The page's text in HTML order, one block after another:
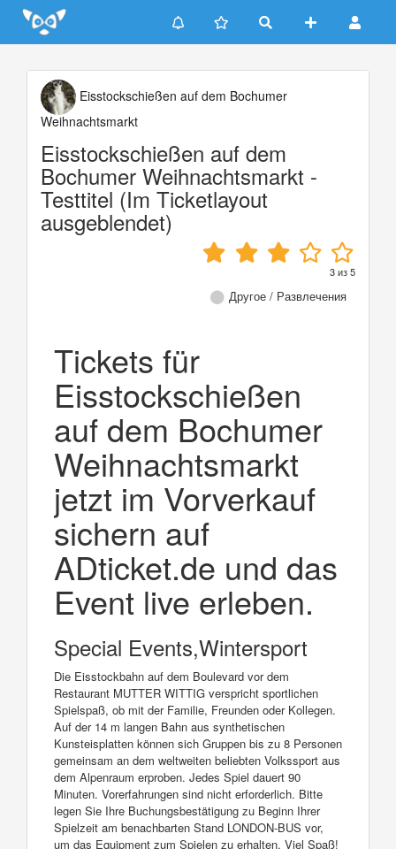
Update cookies preferences
Eisstockschießen auf dem Bochumer
Weihnachtsmarkt
Eisstockschießen auf dem
Bochumer Weihnachtsmarkt -
Testtitel (Im Ticketlayout
ausgeblendet)
3из5
Другое / Развлечения
Tickets für
Eisstockschießen
auf dem Bochumer
Weihnachtsmarkt
jetzt im Vorverkauf
sichern auf
ADticket.de und das
Event live erleben.
Special Events,Wintersport
Die Eisstockbahn auf dem Boulevard vor dem
Restaurant MUTTER WITTIG verspricht sportlichen
Spielspaß, ob mit der Familie, Freunden oder Kollegen.
Auf der 14 m langen Bahn aus synthetischen
Kunsteisplatten können sich Gruppen bis zu 8 Personen
gemeinsam an dem weltweiten beliebten Volkssport aus
dem Alpenraum erproben. Jedes Spiel dauert 90
Minuten. Vorerfahrungen sind nicht erforderlich. Bitte
legen Sie Ihre Buchungsbestätigung zu Beginn Ihrer
Spielzeit am benachbarten Stand LONDON-BUS vor,
um das Equipment zum Spielen zu erhalten. Viel Spaß!